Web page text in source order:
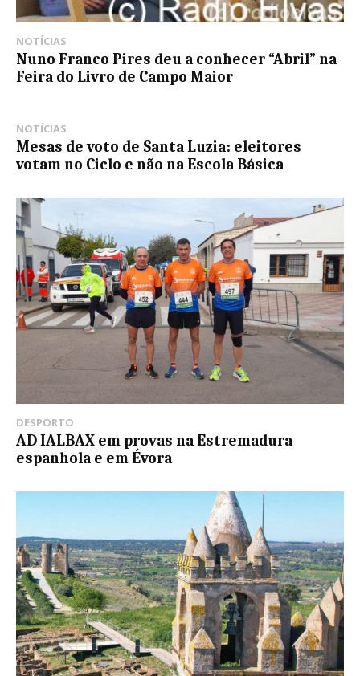
NOTÍCIAS
Nuno Franco Pires deu a conhecer “Abril” na
Feira do Livro de Campo Maior
NOTÍCIAS
Mesas de voto de Santa Luzia: eleitores
votam no Ciclo e não na Escola Básica
DESPORTO
AD IALBAX em provas na Estremadura
espanhola e em Évora